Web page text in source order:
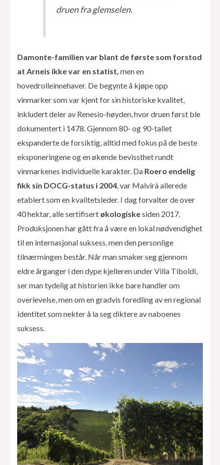
druen fra glemselen.
Damonte-familien var blant de første som forstod
at Arneis ikke var en statist, men en
hovedrolleinnehaver. De begynte å kjøpe opp
vinmarker som var kjent for sin historiske kvalitet,
inkludert deler av Renesio-høyden, hvor druen først ble
dokumentert i 1478. Gjennom 80- og 90-tallet
ekspanderte de forsiktig, alltid med fokus på de beste
eksponeringene og en økende bevissthet rundt
vinmarkenes individuelle karakter. Da Roero endelig
fikk sin DOCG-status i 2004, var Malvirà allerede
etablert som en kvalitetsleder. I dag forvalter de over
40 hektar, alle sertifisert økologiskesiden 2017.
Produksjonen har gått fra å være en lokal nødvendighet
til en internasjonal suksess, men den personlige
tilnærmingen består. Når man smaker seg gjennom
eldre årganger i den dype kjelleren under Villa Tiboldi,
ser man tydelig at historien ikke bare handler om
overlevelse, men om en gradvis foredling av en regional
identitet som nekter å la seg diktere av naboenes
suksess.